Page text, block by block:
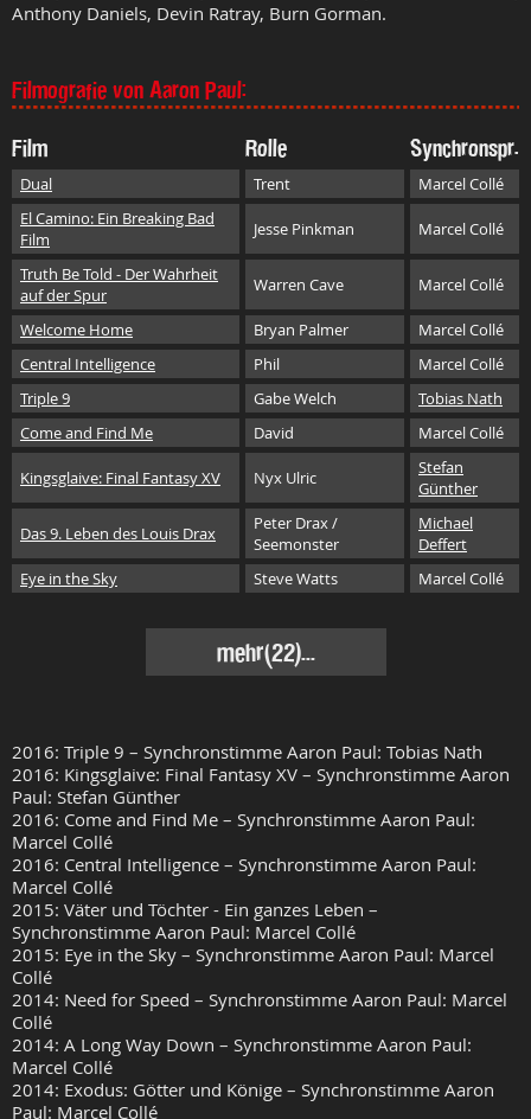
Anthony Daniels, Devin Ratray, Burn Gorman.
Filmografie von Aaron Paul:
Film
Rolle Synchronspr.
Dual Trent
Marcel Collé
El Camino: Ein Breaking Bad
Film
Jesse Pinkman Marcel Collé
Truth Be Told - Der Wahrheit
auf der Spur
Warren Cave Marcel Collé
Welcome Home Bryan Palmer
Marcel Collé
Central Intelligence
Phil
Marcel Collé
Triple 9
Gabe Welch
Tobias Nath
Come and Find Me
David Marcel Collé
Kingsglaive: Final Fantasy XV Nyx Ulric
Stefan
Günther
Das 9. Leben des Louis Drax
Peter Drax /
Seemonster
Michael
Deffert
Eye in the Sky
Steve Watts Marcel Collé
mehr(22)...
2016: Triple 9 – Synchronstimme Aaron Paul: Tobias Nath
2016: Kingsglaive: Final Fantasy XV – Synchronstimme Aaron
Paul: Stefan Günther
2016: Come and Find Me – Synchronstimme Aaron Paul:
Marcel Collé
2016: Central Intelligence – Synchronstimme Aaron Paul:
Marcel Collé
2015: Väter und Töchter - Ein ganzes Leben –
Synchronstimme Aaron Paul: Marcel Collé
2015: Eye in the Sky – Synchronstimme Aaron Paul: Marcel
Collé
2014: Need for Speed – Synchronstimme Aaron Paul: Marcel
Collé
2014: A Long Way Down – Synchronstimme Aaron Paul:
Marcel Collé
2014: Exodus: Götter und Könige – Synchronstimme Aaron
Paul: Marcel Collé